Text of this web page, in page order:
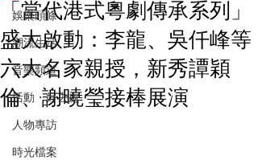
娛樂頭條
潮流生活
音樂頻道
活動・好去處
人物專訪
時光檔案
「當代港式粵劇傳承系列」
盛大啟動：李龍、吳仟峰等
六大名家親授，新秀譚穎
倫、謝曉瑩接棒展演